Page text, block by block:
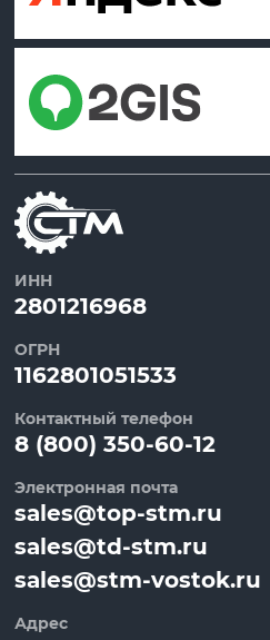
ИНН
2801216968
ОГРН
1162801051533
Контактный телефон
8 (800) 350-60-12
Электронная почта
sales@top-stm.ru
sales@td-stm.ru
sales@stm-vostok.ru
Адрес